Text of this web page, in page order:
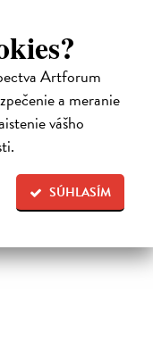
Artforum
a meranie
vášho
SÚHLASÍM
Fry svoji řadu
do světa řeckých
si toužebně přejí